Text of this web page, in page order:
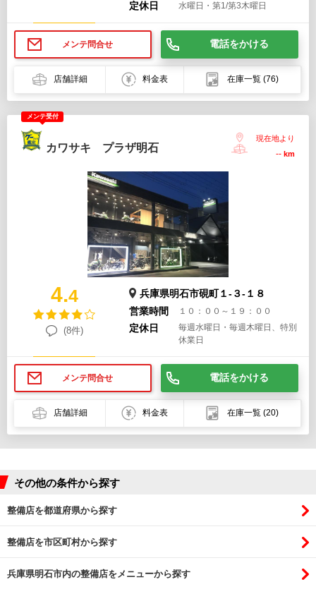
定休日 水曜日・第1/第3木曜日
メンテ問合せ 電話をかける
店舗詳細 料金表 在庫一覧 (76)
メンテ受付
カワサキ プラザ明石
現在地より
-- km
4.4
(8件)
兵庫県明石市硯町１-３-１８
営業時間
１０：００～１９：００
定休日
毎週水曜日・毎週木曜日、特別
休業日
メンテ問合せ 電話をかける
店舗詳細 料金表 在庫一覧 (20)
その他の条件から探す
整備店を都道府県から探す
整備店を市区町村から探す
兵庫県明石市内の整備店をメニューから探す